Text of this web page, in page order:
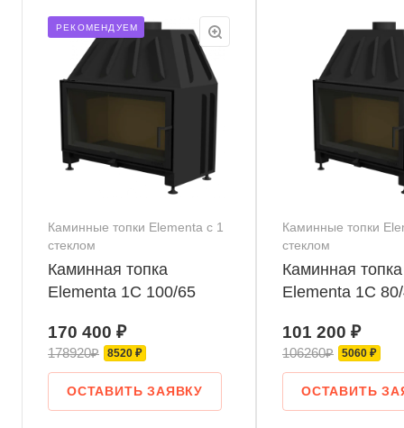
РЕКОМЕНДУЕМ
Каминные топки Elementa с 1
стеклом
Каминная топка
Elementa 1С 100/65
170 400 ₽
178920₽ 8520 ₽
ОСТАВИТЬ ЗАЯВКУ
Каминные топки
стеклом
Каминная топка
Elementa 1С
101 200 ₽
106260₽ 5060 ₽
ОСТАВИТЬ